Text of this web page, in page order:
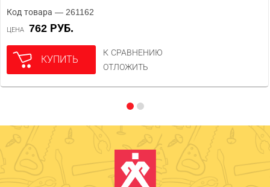
Код товара — 261162
ЦЕНА 762 РУБ.
КУПИТЬ
К СРАВНЕНИЮ
ОТЛОЖИТЬ